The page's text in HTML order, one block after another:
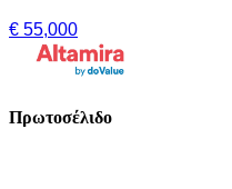
€ 55,000
Πρωτοσέλιδο